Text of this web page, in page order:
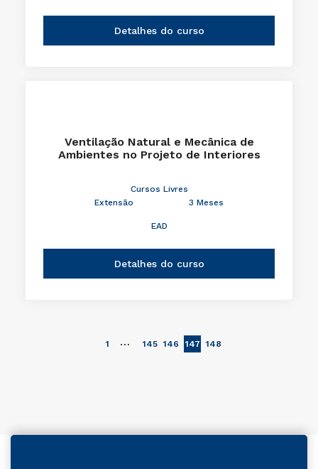
Detalhes do curso
Ventilação Natural e Mecânica de
Ambientes no Projeto de Interiores
Cursos Livres
Extensão
3 Meses
EAD
Detalhes do curso
1 … 145 146 147 148